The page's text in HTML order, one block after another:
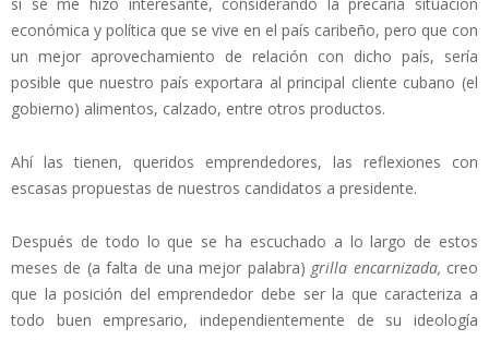
económica y política que se vive en el país caribeño, pero que con
un mejor aprovechamiento de relación con dicho país, sería
posible que nuestro país exportara al principal cliente cubano (el
gobierno) alimentos, calzado, entre otros productos.
Ahí las tienen, queridos emprendedores, las reflexiones con
escasas propuestas de nuestros candidatos a presidente.
Después de todo lo que se ha escuchado a lo largo de estos
meses de (a falta de una mejor palabra) grilla encarnizada, creo
que la posición del emprendedor debe ser la que caracteriza a
todo buen empresario, independientemente de su ideología